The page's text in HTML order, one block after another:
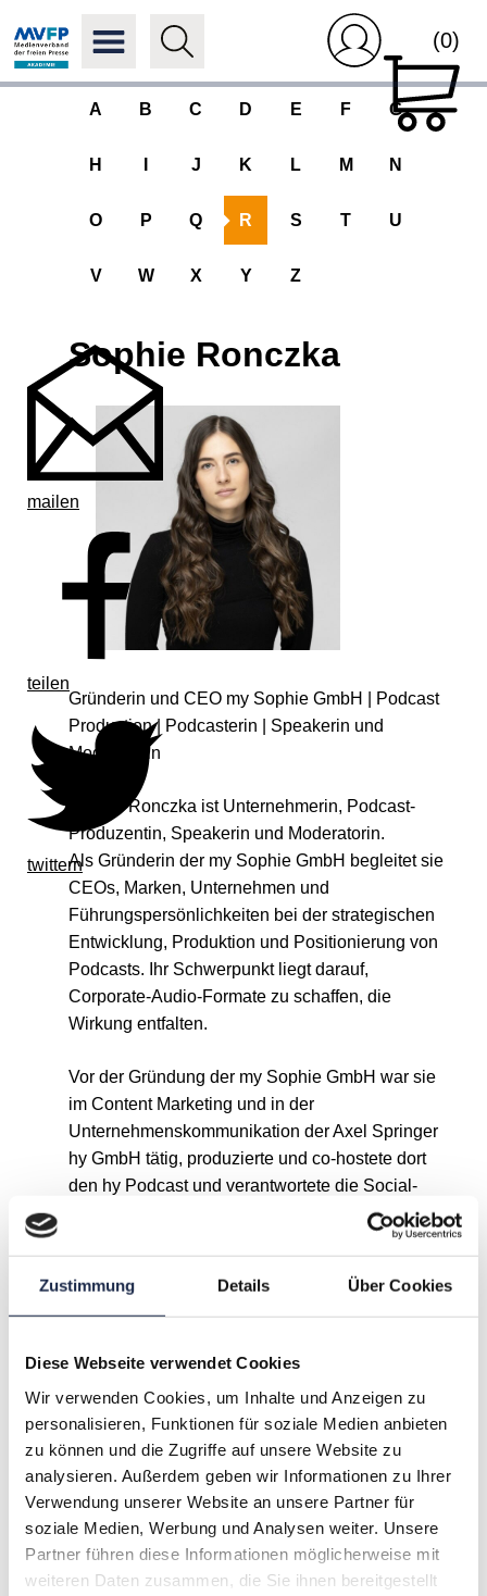
Zustimmung Details Über Cookies
Diese Webseite verwendet Cookies
Wir verwenden Cookies, um Inhalte und Anzeigen zu
personalisieren, Funktionen für soziale Medien anbieten
zu können und die Zugriffe auf unsere Website zu
analysieren. Außerdem geben wir Informationen zu Ihrer
Verwendung unserer Website an unsere Partner für
soziale Medien, Werbung und Analysen weiter. Unsere
Partner führen diese Informationen möglicherweise mit
weiteren Daten zusammen, die Sie ihnen bereitgestellt
(0)
A B C D E F G
H J K L M N
O P Q R S T U
V W X Y Z
mailen
teilen
twittern
Sophie Ronczka
Gründerin und CEO my Sophie GmbH | Podcast
Production | Podcasterin | Speakerin und
Moderatorin
Sophie Ronczka ist Unternehmerin, Podcast-
Produzentin, Speakerin und Moderatorin.
Als Gründerin der my Sophie GmbH begleitet sie
CEOs, Marken, Unternehmen und
Führungspersönlichkeiten bei der strategischen
Entwicklung, Produktion und Positionierung von
Podcasts. Ihr Schwerpunkt liegt darauf,
Corporate-Audio-Formate zu schaffen, die
Wirkung entfalten.
Vor der Gründung der my Sophie GmbH war sie
im Content Marketing und in der
Unternehmenskommunikation der Axel Springer
hy GmbH tätig, produzierte und co-hostete dort
den hy Podcast und verantwortete die Social-
Media-Inhalte. Sie verfügt über langjährige
Erfahrung in PR, Kommunikation und digitalen
moderiert Events, Panels sowie Podcast-
Formate.
A C D E F G
H I J K L M N
O P Q R S T U
V W X Y Z